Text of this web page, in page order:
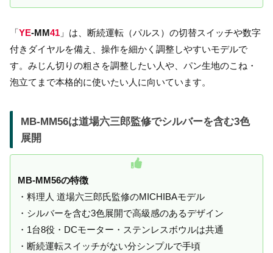
「YE-MM41 」は、断続運転（パルス）の切替スイッチや数字
付きダイヤルを備え、操作を細かく調整しやすいモデルで
す。みじん切りの粗さを調整したい人や、パン生地のこね・
泡立てまで本格的に使いたい人に向いています。
MB-MM56は道場六三郎監修でシルバーを含む3色
展開
MB-MM56の特徴
・料理人 道場六三郎氏監修のMICHIBAモデル
・シルバーを含む3色展開で高級感のあるデザイン
・1台8役・DCモーター・ステンレスボウルは共通
・断続運転スイッチがない分シンプルで手頃